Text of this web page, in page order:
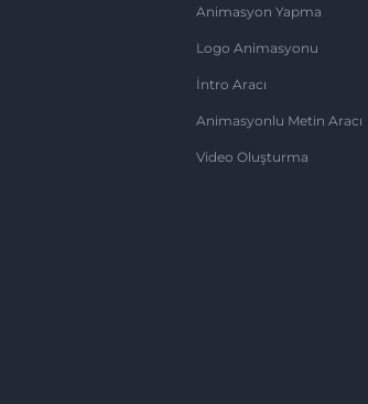
Animasyon Yapma
Logo Animasyonu
İntro Aracı
Animasyonlu Metin Aracı
Video Oluşturma